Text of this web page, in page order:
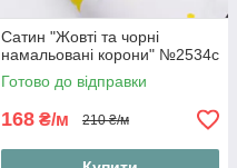
Сатин "Жовті та чорні
намальовані корони" №2534с
Готово до відправки
168 ₴/м 210 ₴/м